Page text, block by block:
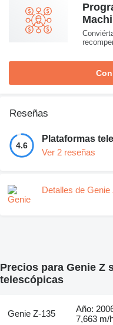
Reseñas
4.6
Plataformas
Ver 2 reseñas
Detalles de Genie
Precios para Genie Z
telescópicas
Genie Z-135
Año:
7,663 m/